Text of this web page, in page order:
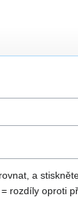
a
= rozdíly oproti